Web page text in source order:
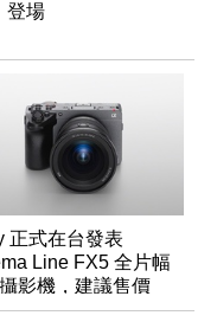
登場
正式在台發表
Line FX5 全片幅
影機，建議售價